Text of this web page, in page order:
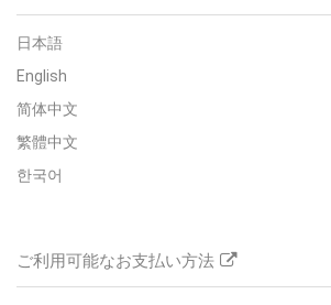
日本語
English
简体中文
繁體中文
한국어
ご利用可能なお支払い方法